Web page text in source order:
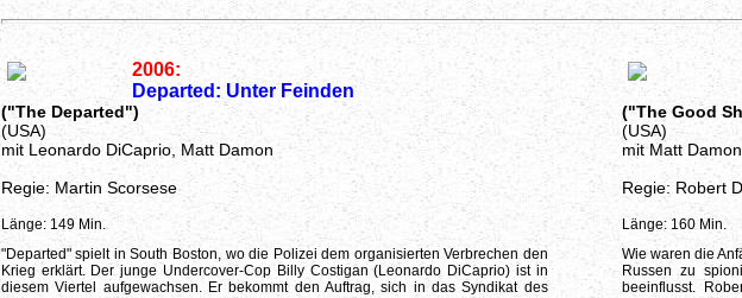
2006:
Departed: Unter Feinden
("The Departed")
(USA)
mit Leonardo DiCaprio, Matt Damon
Regie: Martin Scorsese
Länge: 149 Min.
"Departed" spielt in South Boston, wo die Polizei dem organisierten Verbrechen den
Krieg erklärt. Der junge Undercover-Cop Billy Costigan (Leonardo DiCaprio) ist in
diesem Viertel aufgewachsen. Er bekommt den Auftrag, sich in das Syndikat des
("The Good
(USA)
mit Matt
Regie: Robert
Länge: 160 Min.
Wie waren die
Russen zu
beeinflusst.